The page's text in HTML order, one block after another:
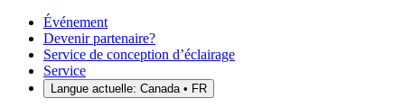
Événement
Devenir partenaire?
Service de conception d’éclairage
Service
Langue actuelle: Canada • FR